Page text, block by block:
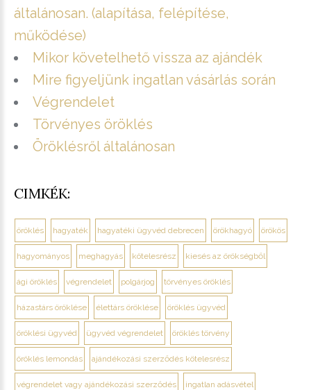
általánosan. (alapítása, felépítése,
működése)
Mikor követelhető vissza az ajándék
Mire figyeljünk ingatlan vásárlás során
Végrendelet
Törvényes öröklés
Öröklésről általánosan
CIMKÉK:
öröklés hagyaték hagyatéki ügyvéd debrecen örökhagyó örökös
hagyományos meghagyás kötelesrész kiesés az örökségből
ági öröklés végrendelet polgárjog törvényes öröklés
házastárs öröklése élettárs öröklése öröklés ügyvéd
öröklési ügyvéd ügyvéd végrendelet öröklés törvény
öröklés lemondás ajándékozási szerződés kötelesrész
végrendelet vagy ajándékozási szerződés ingatlan adásvétel